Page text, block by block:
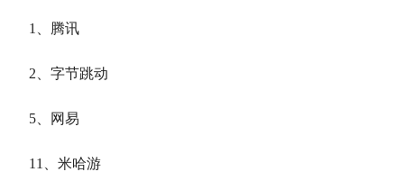
1、腾讯
2、字节跳动
5、网易
11、米哈游